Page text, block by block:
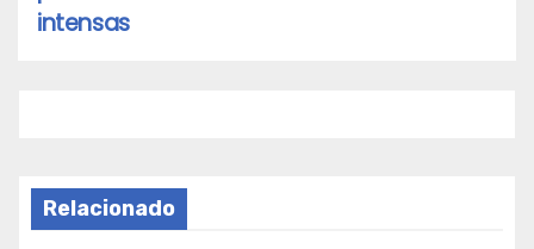
intensas
Relacionado